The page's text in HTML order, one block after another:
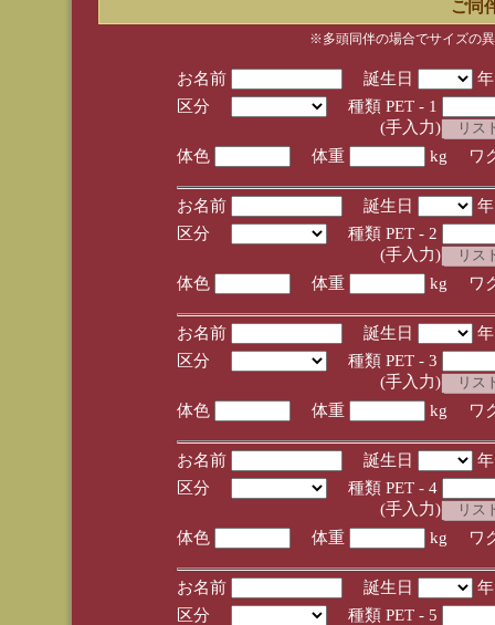
ご同
※多頭同伴の場合でサイズの
お名前 誕生日
区分
種類 PET - 1
(手入力)
体色
体重 kg ワ
お名前 誕生日
区分
種類 PET - 2
(手入力)
体色
体重 kg ワ
お名前 誕生日
区分
種類 PET - 3
(手入力)
体色
体重 kg ワ
お名前 誕生日
区分
種類 PET - 4
(手入力)
体色
体重 kg ワ
お名前 誕生日
区分
種類 PET - 5